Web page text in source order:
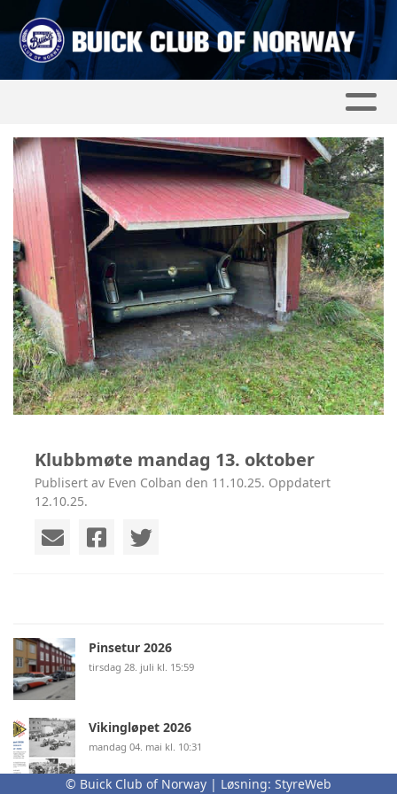
Klubbmøte mandag 13. oktober
Publisert av Even Colban den 11.10.25. Oppdatert
12.10.25.
Pinsetur 2026
tirsdag 28. juli kl. 15:59
Vikingløpet 2026
mandag 04. mai kl. 10:31
© Buick Club of Norway | Løsning: StyreWeb